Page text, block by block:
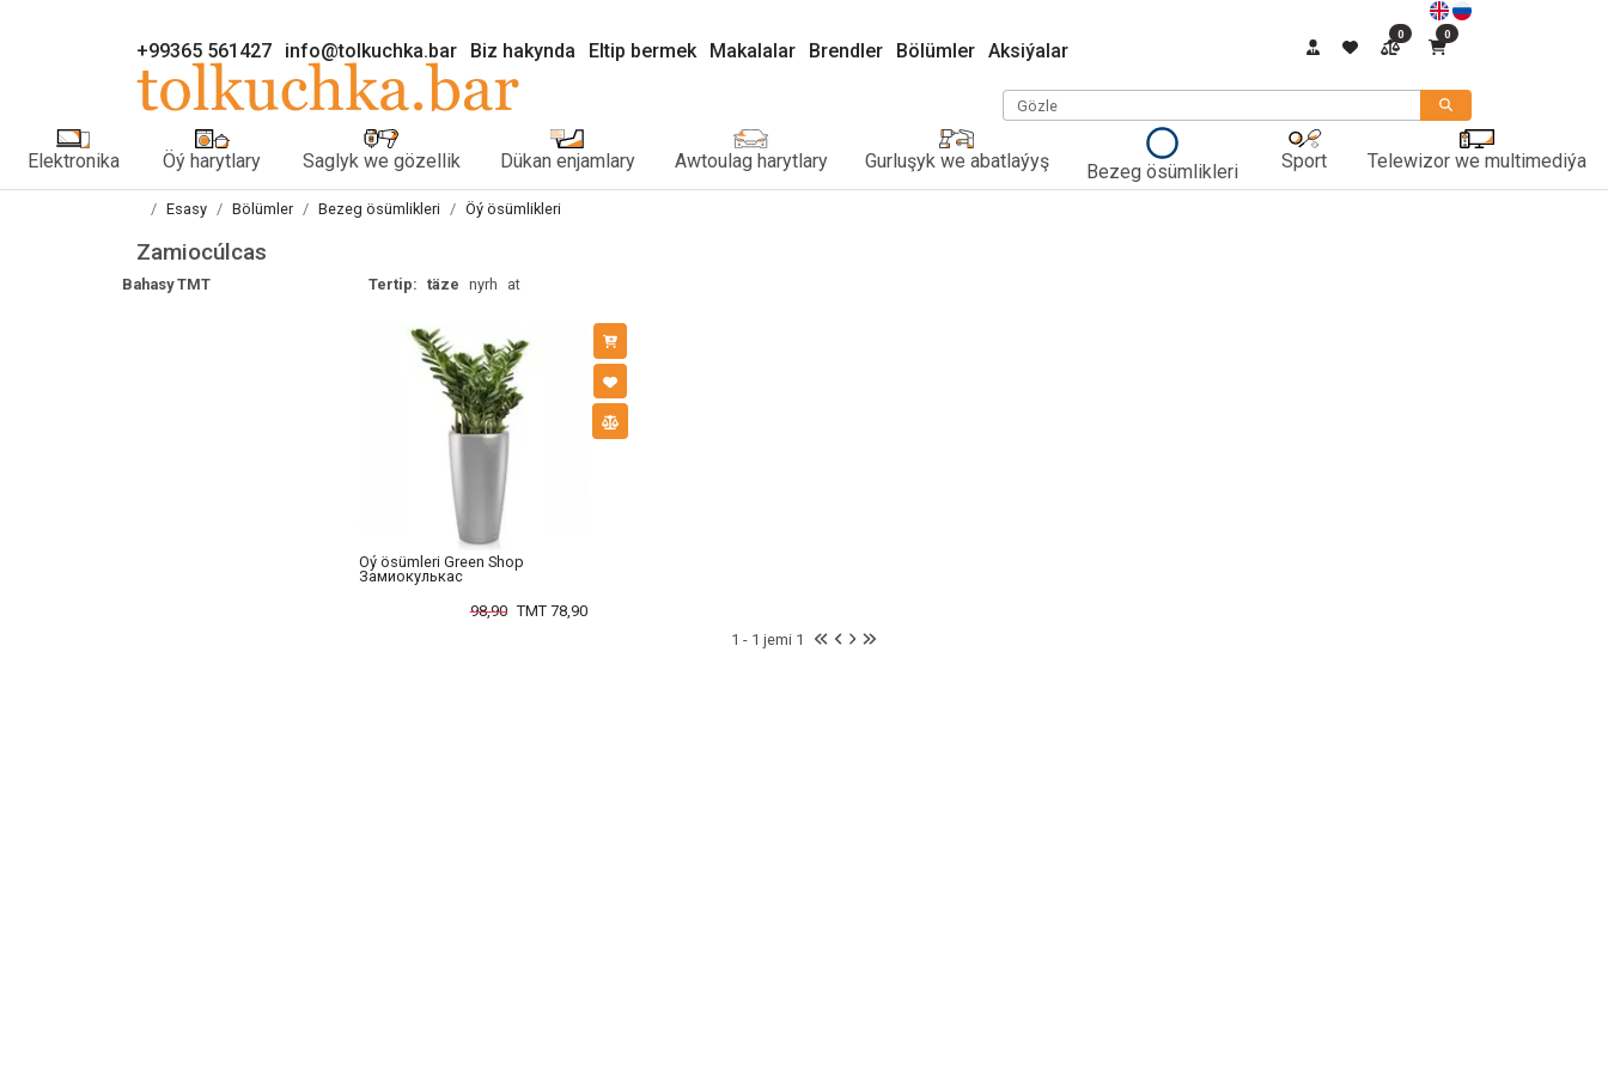
+99365 561427 info@tolkuchka.bar Biz hakynda Eltip bermek Makalalar Brendler Bölümler Aksiýalar
0 0
Gözle
Elektronika Öý harytlary Saglyk we gözellik Dükan enjamlary Awtoulag harytlary Gurluşyk we abatlaýyş Bezeg ösümlikleri Sport Telewizor we multimediýa
Esasy Bölümler Bezeg ösümlikleri Öý ösümlikleri
Zamiocúlcas
Bahasy TMT Tertip: täze nyrh at
Öý ösümleri Green Shop
Замиокулькас
98,90 TMT 78,90
1 - 1 jemi 1